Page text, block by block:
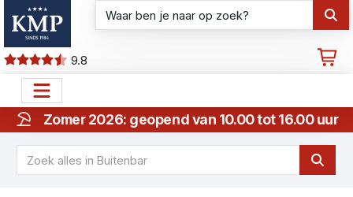
9.8
Zomer 2026: geopend van 10.00 tot 16.00 uur